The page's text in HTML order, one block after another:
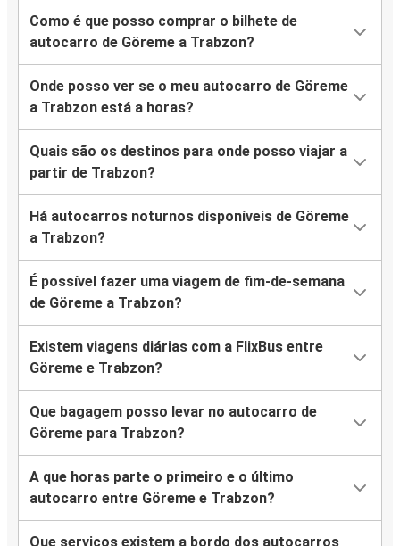
Como é que posso comprar o bilhete de
autocarro de Göreme a Trabzon?
Onde posso ver se o meu autocarro de Göreme
a Trabzon está a horas?
Quais são os destinos para onde posso viajar a
partir de Trabzon?
Há autocarros noturnos disponíveis de Göreme
a Trabzon?
É possível fazer uma viagem de fim-de-semana
de Göreme a Trabzon?
Existem viagens diárias com a FlixBus entre
Göreme e Trabzon?
Que bagagem posso levar no autocarro de
Göreme para Trabzon?
A que horas parte o primeiro e o último
autocarro entre Göreme e Trabzon?
Que serviços existem a bordo dos autocarros